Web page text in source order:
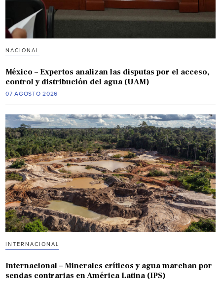
NACIONAL
México – Expertos analizan las disputas por el acceso,
control y distribución del agua (UAM)
07 AGOSTO 2026
INTERNACIONAL
Internacional – Minerales críticos y agua marchan por
sendas contrarias en América Latina (IPS)